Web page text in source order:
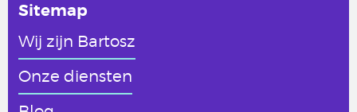
Sitemap
Wij zijn Bartosz
Onze diensten